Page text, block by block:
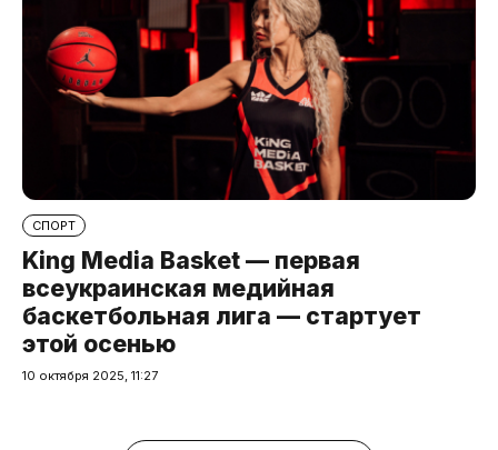
СПОРТ
King Media Basket — первая
всеукраинская медийная
баскетбольная лига — стартует
этой осенью
10 октября 2025, 11:27